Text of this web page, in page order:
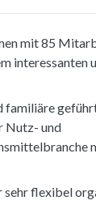
mit 85
interessanten
familiäre
Nutz- und
flexibel